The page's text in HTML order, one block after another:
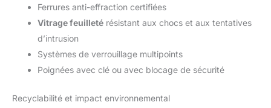
Ferrures anti-effraction certifiées
Vitrage feuilleté résistant aux chocs et aux tentatives
d’intrusion
Systèmes de verrouillage multipoints
Poignées avec clé ou avec blocage de sécurité
Recyclabilité et impact environnemental